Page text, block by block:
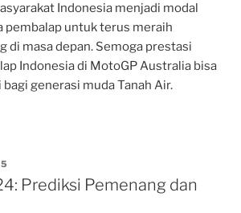
Indonesia menjadi modal
pembalap untuk terus meraih
di masa depan. Semoga prestasi
Indonesia di MotoGP Australia bisa
generasi muda Tanah Air.
Prediksi Pemenang dan